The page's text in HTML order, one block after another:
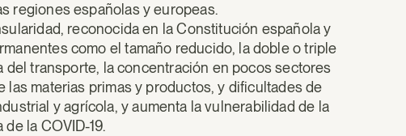
regiones españolas y europeas.
reconocida en la Constitución española y
como el tamaño reducido, la doble o triple
transporte, la concentración en pocos sectores
materias primas y productos, y dificultades de
y agrícola, y aumenta la vulnerabilidad de la
la COVID-19.